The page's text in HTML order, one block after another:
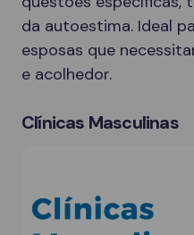
da autoestima. Ideal
esposas que
e acolhedor.
Clínicas Masculinas